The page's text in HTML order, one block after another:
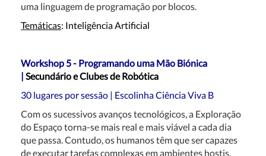
uma linguagem de programação por blocos.
Temáticas: Inteligência Artificial
Workshop 5 - Programando uma Mão Biónica
| Secundário e Clubes de Robótica
30 lugares por sessão | Escolinha Ciência Viva B
Com os sucessivos avanços tecnológicos, a Exploração
do Espaço torna-se mais real e mais viável a cada dia
que passa. Contudo, os humanos têm que ser capazes
de executar tarefas complexas em ambientes hostis.